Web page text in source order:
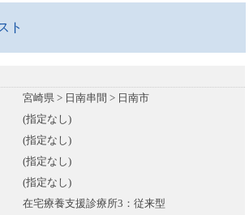
ト
宮崎県 > 日南串間 > 日南市
(指定なし)
(指定なし)
(指定なし)
(指定なし)
在宅療養支援診療所3：従来型